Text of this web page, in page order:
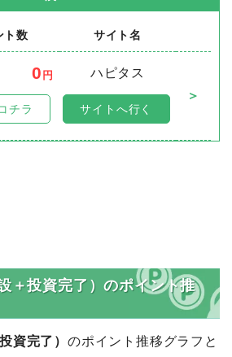
ト数 サイト名
0 円
ハピタス
＞
チラ サイトへ行く
＋投資完了）のポイント推
資完了） のポイント推移グラフと